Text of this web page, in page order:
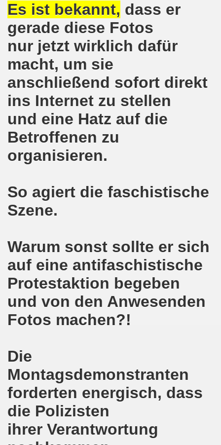
Es ist bekannt, dass er
gerade diese Fotos
nur jetzt wirklich dafür
macht, um sie
anschließend sofort direkt
ins Internet zu stellen
und eine Hatz auf die
Betroffenen zu
organisieren.
So agiert die faschistische
Szene.
Warum sonst sollte er sich
auf eine antifaschistische
Protestaktion begeben
und von den Anwesenden
Fotos machen?!
Die
Montagsdemonstranten
forderten energisch, dass
die Polizisten
ihrer Verantwortung
protestiert und demonstriert am 14.10.2019:
auf der 16. bundesweiten Herbstdemo-
Herbstdemonstration am 03. Oktober 2019 in
am 03. Oktober 2019 in Erfurt
Bewegung am 09.09.2019 erklärt Dietrich Keil aus
am 09.09.2019 in Gelsenkirchen
findet am 03.10.2019 in Erfurt statt!
am 12.08.2019 - ein begeisterndes Fest
in Gelsenkirchen: Die Entlassungen im
der Bergleute und ihrer Familien am 17.06.2019 und
diskutiert am 13.05.2019 mit Europawahl-
nimmt am 08.04.2019 Mietfragen, Hartz IV und
Bewegung am 11.03.2019 mahnt an Folgen von
am 11.03.2019 solidarisch mit Kollegen in
am 11.02.2019 protestiert und demonstriert
am 11.02.2019 - antifaschistische Demonstration
701. Montagsdemonstration Gelsenkirchen
stärken - jetzt erst recht!